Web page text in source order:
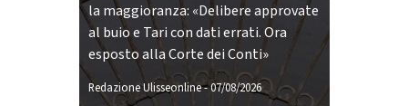
la maggioranza: «Delibere approvate
al buio e Tari con dati errati. Ora
esposto alla Corte dei Conti»
Redazione Ulisseonline-07/08/2026